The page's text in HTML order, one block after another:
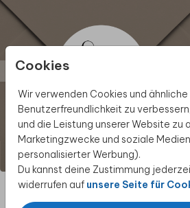
Cookies
Wir verwenden Cookies und ähnliche
Benutzerfreundlichkeit zu
und die Leistung unserer Website zu
Marketingzwecke und soziale
personalisierter Werbung).
Du kannst deine Zustimmung
widerrufen auf unsere Seite für
AUFKLEBER